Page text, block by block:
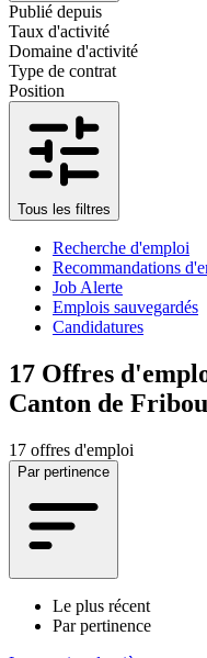
Publié depuis
Taux d'activité
Domaine d'activité
Type de contrat
Position
Tous les filtres
Recherche d'emploi
Recommandations
Job Alerte
Emplois sauvegardés
Candidatures
17 Offres
Canton de
17 offres d'emploi
Par pertinence
Le plus récent
Par pertinence